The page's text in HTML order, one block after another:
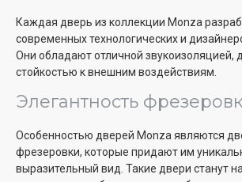
Каждая дверь из коллекции Monza
современных технологических и
Они обладают отличной звукоизоляцией,
стойкостью к внешним воздействиям.
Элегантность
Особенностью дверей Monza являются
фрезеровки, которые придают им
выразительный вид. Такие двери станут